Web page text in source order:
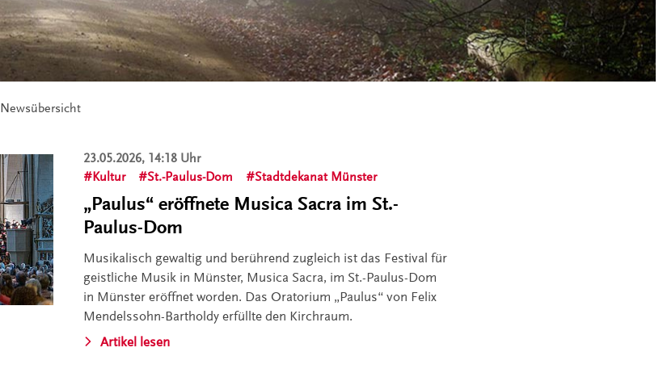
Angezeigt:
Newsübersicht
23.05.2026, 14:18 Uhr
Kultur
St.-Paulus-Dom Stadtdekanat Münster
„Paulus“ eröffnete Musica Sacra im St.-
Paulus-Dom
Musikalisch gewaltig und berührend zugleich ist das Festival für
geistliche Musik in Münster, Musica Sacra, im St.-Paulus-Dom
in Münster eröffnet worden. Das Oratorium „Paulus“ von Felix
Mendelssohn-Bartholdy erfüllte den Kirchraum.
Artikel lesen